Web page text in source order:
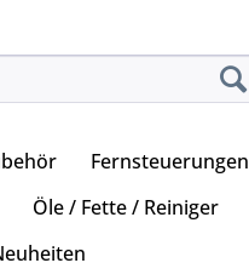
Fernsteuerungen
Öle / Fette / Reiniger